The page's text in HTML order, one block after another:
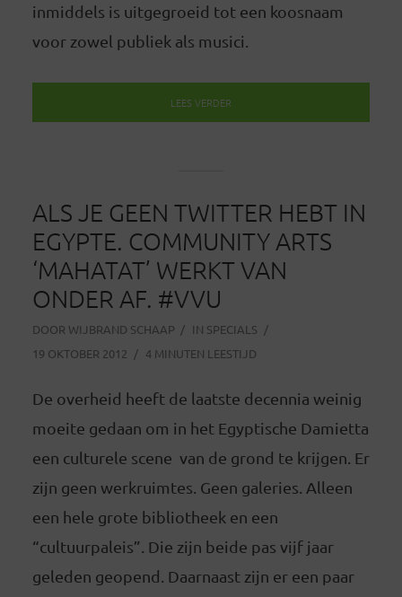
inmiddels is uitgegroeid tot een koosnaam
voor zowel publiek als musici.
LEES VERDER
ALS JE GEEN TWITTER HEBT IN
EGYPTE. COMMUNITY ARTS
‘MAHATAT’ WERKT VAN
ONDER AF. #VVU
DOOR WIJBRAND SCHAAP IN SPECIALS
19 OKTOBER 2012
4 MINUTEN LEESTIJD
De overheid heeft de laatste decennia weinig
moeite gedaan om in het Egyptische Damietta
een culturele scene van de grond te krijgen. Er
zijn geen werkruimtes. Geen galeries. Alleen
een hele grote bibliotheek en een
“cultuurpaleis”. Die zijn beide pas vijf jaar
geleden geopend. Daarnaast zijn er een paar